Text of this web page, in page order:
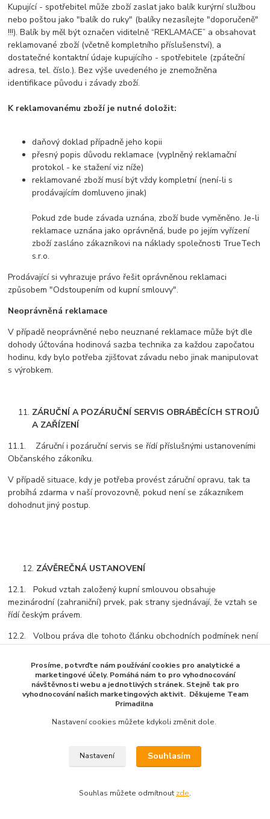
Kupující - spotřebitel může zboží zaslat jako balík kurýrní službou
nebo poštou jako "balík do ruky" (balíky nezasílejte "doporučeně"
!!!). Balík by měl být označen viditelně “REKLAMACE” a obsahovat
reklamované zboží (včetně kompletního příslušenství), a
dostatečné kontaktní údaje kupujícího - spotřebitele (zpáteční
adresa, tel. číslo.). Bez výše uvedeného je znemožněna
identifikace původu i závady zboží.
K reklamovanému zboží je nutné doložit:
daňový doklad případně jeho kopii
přesný popis důvodu reklamace (vyplněný reklamační
protokol - ke stažení viz níže)
reklamované zboží musí být vždy kompletní (není-li s
prodávajícím domluveno jinak)
Pokud zde bude závada uznána, zboží bude vyměněno. Je-li
reklamace uznána jako oprávněná, bude po jejím vyřízení
zboží zasláno zákazníkovi na náklady společnosti TrueTech
s.r.o.
Prodávající si vyhrazuje právo řešit oprávněnou reklamaci
způsobem "Odstoupením od kupní smlouvy".
Neoprávněná reklamace
V případě neoprávněné nebo neuznané reklamace může být dle
dohody účtována hodinová sazba technika za každou započatou
hodinu, kdy bylo potřeba zjišťovat závadu nebo jinak manipulovat
s výrobkem.
ZÁRUČNÍ A POZÁRUČNÍ SERVIS OBRÁBĚCÍCH STROJŮ
A ZAŘÍZENÍ
11.1. Záruční i pozáruční servis se řídí příslušnými ustanoveními
Občanského zákoníku.
V případě situace, kdy je potřeba provést záruční opravu, tak ta
probíhá zdarma v naší provozovně, pokud není se zákazníkem
dohodnut jiný postup.
12. ZÁVĚREČNÁ USTANOVENÍ
12.1. Pokud vztah založený kupní smlouvou obsahuje
mezinárodní (zahraniční) prvek, pak strany sjednávají, že vztah se
řídí českým právem.
12.2. Volbou práva dle tohoto článku obchodních podmínek není
spotřebitel zbaven ochrany, kterou mu poskytují ustanovení
právního řádu, od nichž se nelze smluvně odchýlit, a jež by se v
případě neexistence volby práva jinak použila dle ustanovení čl. 6
odst. 1 Nařízení Evropského parlamentu a Rady (ES) č. 593/2008
ze dne 17. června 2008 o právu rozhodném pro smluvní
nebo neúčinné, nebo se takovým stane, namísto neplatných
ustanovení nastoupí ustanovení, jehož smysl se neplatnému
ustanovení co nejvíce přibližuje. Neplatností nebo neúčinností
Prosíme, potvrďte nám používání cookies pro analytické a
marketingové účely. Pomáhá nám to pro vyhodnocování
návštěvnosti webu a jednotlivých stránek. Stejně tak pro
vyhodnocování našich marketingových aktivit. Děkujeme Team
Primadilna
Nastavení cookies můžete kdykoli změnit dole.
Nastavení Souhlasím
Souhlas můžete odmítnout zde.